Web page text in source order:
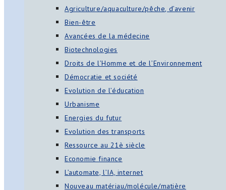
Agriculture/aquaculture/pêche, d’avenir
Bien-être
Avancées de la médecine
Biotechnologies
Droits de l’Homme et de l’Environnement
Démocratie et société
Evolution de l’éducation
Urbanisme
Energies du futur
Evolution des transports
Ressource au 21è siècle
Economie finance
L’automate, l’IA, internet
Nouveau matériau/molécule/matière